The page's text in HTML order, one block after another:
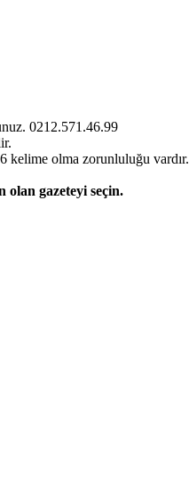
0212.571.46.99
kelime olma zorunluluğu vardır.
olan gazeteyi seçin.